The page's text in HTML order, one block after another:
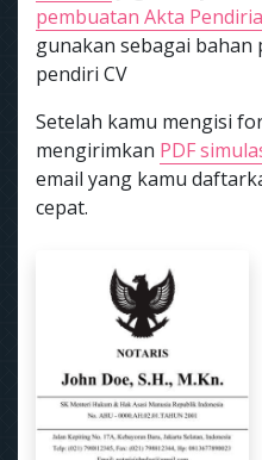
pembuatan Akta
gunakan sebagai
pendiri CV
Setelah kamu mengisi
mengirimkan PDF
email yang kamu
cepat.